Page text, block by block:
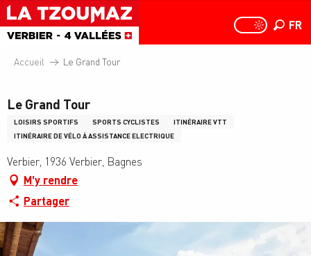
Aller
au
contenu
principal
PAGE D’ACCUEIL
PAGE
FR
Accueil Le Grand Tour
Le Grand Tour
LOISIRS SPORTIFS SPORTS CYCLISTES
ITINÉRAIRE VTT
ITINÉRAIRE DE VÉLO À ASSISTANCE ELECTRIQUE
Verbier, 1936 Verbier, Bagnes
M'y rendre
Partager